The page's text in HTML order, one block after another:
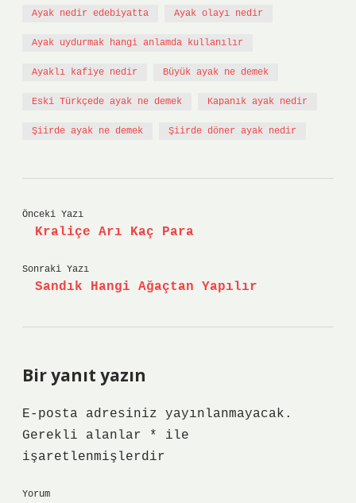
Ayak nedir edebiyatta Ayak olayı nedir
Ayak uydurmak hangi anlamda kullanılır
Ayaklı kafiye nedir Büyük ayak ne demek
Eski Türkçede ayak ne demek Kapanık ayak nedir
Şiirde ayak ne demek Şiirde döner ayak nedir
Önceki Yazı
Kraliçe Arı Kaç Para
Sonraki Yazı
Sandık Hangi Ağaçtan Yapılır
Bir yanıt yazın
E-posta adresiniz yayınlanmayacak.
Gerekli alanlar
*
ile
işaretlenmişlerdir
Yorum